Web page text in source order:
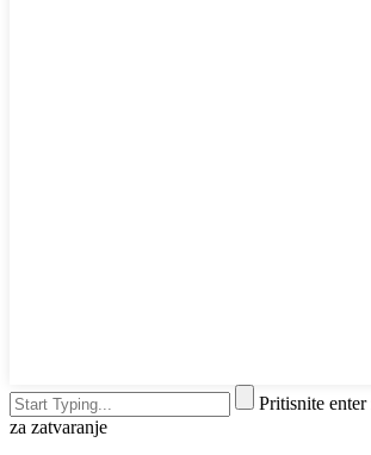
Pritisnite
za zatvaranje